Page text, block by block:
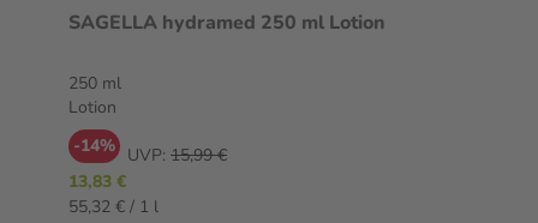
SAGELLA hydramed 250 ml Lotion
250 ml
Lotion
-14% UVP: 15,99 €
13,83 €
55,32 € / 1 l